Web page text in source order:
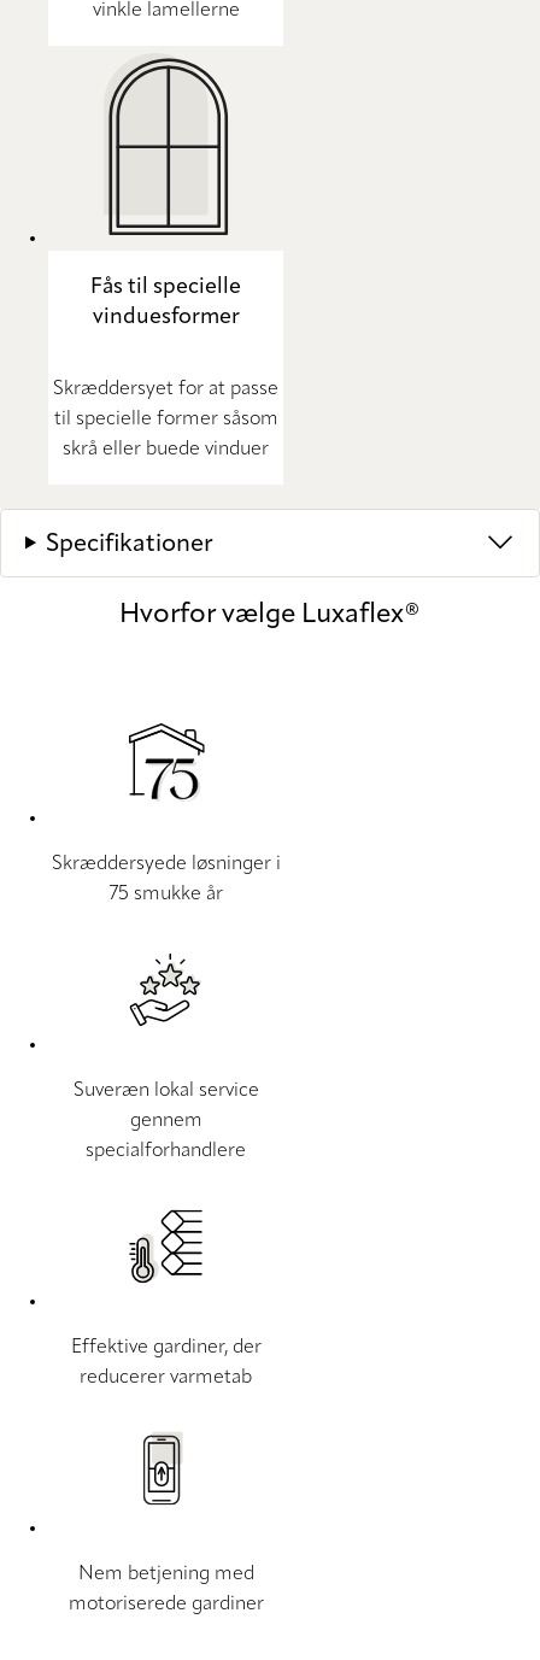
vinkle lamellerne
Fås til specielle
vinduesformer
Skræddersyet for at passe
til specielle former såsom
skrå eller buede vinduer
Specifikationer
Hvorfor vælge Luxaflex®
Skræddersyede løsninger i
75 smukke år
Suveræn lokal service
gennem
specialforhandlere
Effektive gardiner, der
reducerer varmetab
Nem betjening med
motoriserede gardiner